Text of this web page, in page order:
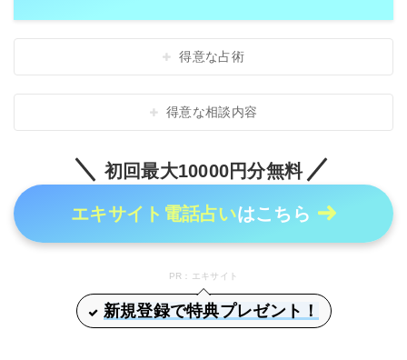
得意な占術
得意な相談内容
初回最大10000円分無料
エキサイト電話占いはこちら
PR：エキサイト
新規登録で特典プレゼント！